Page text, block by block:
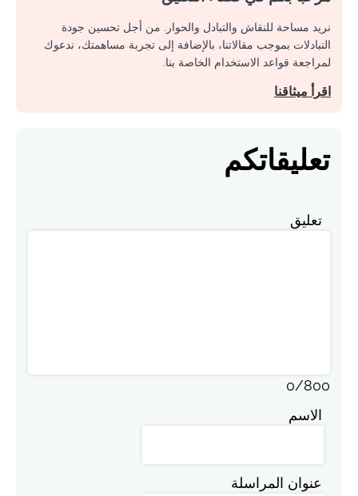
نريد مساحة للنقاش والتبادل والحوار. من أجل تحسين جودة
التبادلات بموجب مقالاتنا، بالإضافة إلى تجربة مساهمتك، ندعوك
لمراجعة قواعد الاستخدام الخاصة بنا.
اقرأ ميثاقنا
تعليقاتكم
تعليق
0/800
الاسم
عنوان المراسلة